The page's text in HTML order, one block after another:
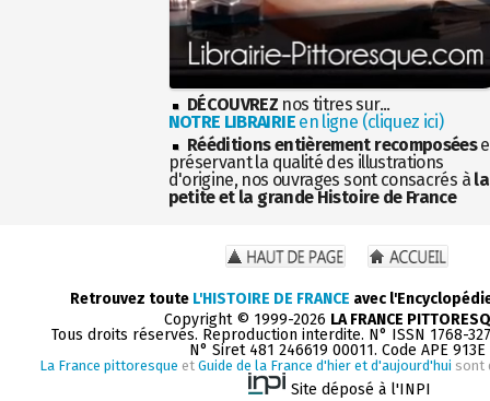
DÉCOUVREZ nos titres sur...
NOTRE LIBRAIRIEen ligne (cliquez ici)
Rééditions entièrement recomposées
préservant la qualité des illustrations
d'origine, nos ouvrages sont consacrés à la
petite et la grande Histoire de France
Retrouvez toute L'HISTOIRE DE FRANCE avec
Copyright © 1999-2026 LA FRANCE
Tous droits réservés. Reproduction interdite. N° ISSN 1768-
N° Siret 481 246619 00011. Code APE 913E
La France pittoresque et Guide de la France d'hier et d'aujourd'hui sont
Site déposé à l'INPI